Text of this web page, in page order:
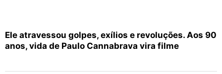
Ele atravessou golpes, exílios e revoluções. Aos 90
anos, vida de Paulo Cannabrava vira filme